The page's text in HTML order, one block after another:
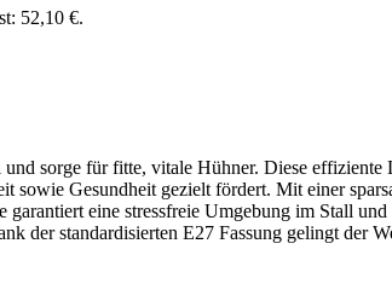
52,10 €.
sorge für fitte, vitale Hühner. Diese
sowie Gesundheit gezielt fördert. Mit einer
eine stressfreie Umgebung im Stall
der standardisierten E27 Fassung gelingt der